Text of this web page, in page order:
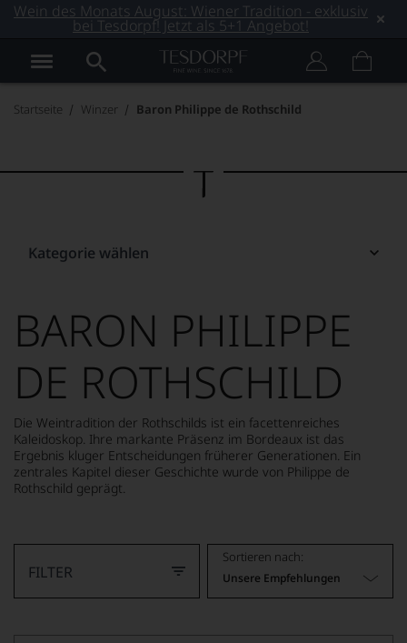
Wein des Monats August: Wiener Tradition - exklusiv
bei Tesdorpf! Jetzt als 5+1 Angebot!
Startseite Winzer Baron Philippe de Rothschild
Kategorie wählen
BARON PHILIPPE
DE ROTHSCHILD
Die Weintradition der Rothschilds ist ein facettenreiches
Kaleidoskop. Ihre markante Präsenz im Bordeaux ist das
Ergebnis kluger Entscheidungen früherer Generationen. Ein
zentrales Kapitel dieser Geschichte wurde von Philippe de
Rothschild geprägt.
FILTER
Sortieren nach:
Unsere Empfehlungen